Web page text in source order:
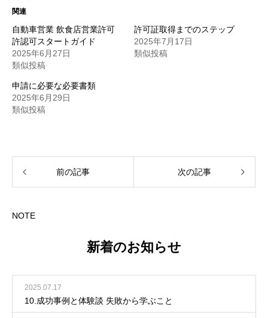
関連
自動車営業 飲食店営業許可
許認可スタートガイド
2025年6月27日
類似投稿
許可証取得までのステップ
2025年7月17日
類似投稿
申請に必要な必要書類
2025年6月29日
類似投稿
前の記事 次の記事
NOTE
新着のお知らせ
2025.07.17
10.成功事例と体験談 失敗から学ぶこと